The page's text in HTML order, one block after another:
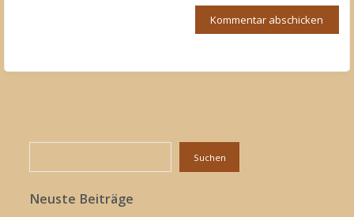
Suchen
Neuste Beiträge